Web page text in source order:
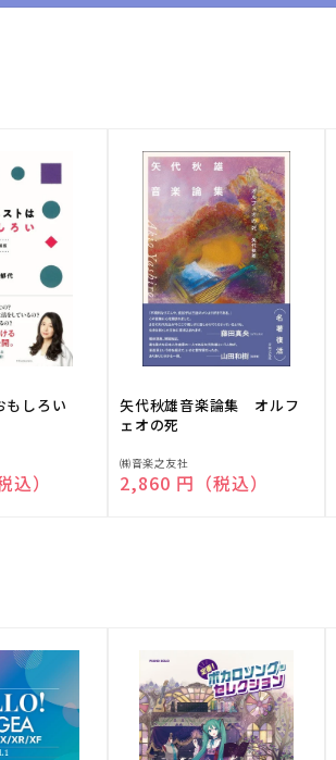
もしろい
）
矢代秋雄音楽論集 オルフ
ェオの死
販
売
㈱音楽之友社
通常価格
2,860 円（税込）